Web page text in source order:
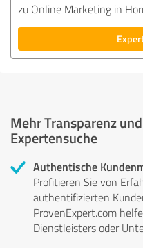
zu Online Marketing in
Mehr Transparenz
Expertensuche
Authentische
Profitieren Sie von
authentifizierten
ProvenExpert.com
Dienstleisters oder